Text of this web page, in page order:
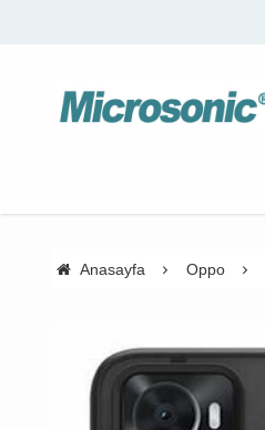
Anasayfa Oppo